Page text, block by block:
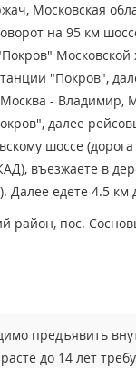
Московская
на 95 км
Московской
"Покров",
-
далее
шоссе
въезжаете в
едете 4.5 км
район, пос.
предъявить
до 14 лет